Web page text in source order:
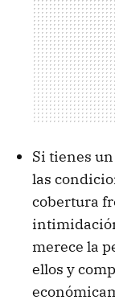
Si tienes un
las
cobertura
merece la
ellos y